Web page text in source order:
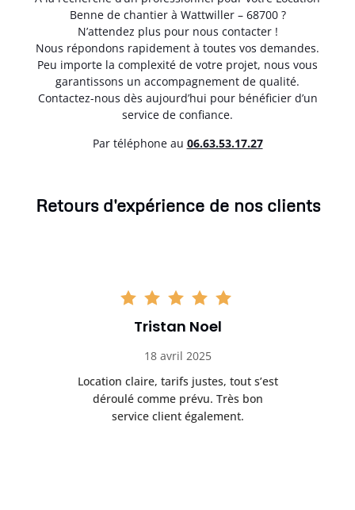
Benne de chantier à Wattwiller – 68700 ?
N’attendez plus pour nous contacter !
Nous répondons rapidement à toutes vos demandes.
Peu importe la complexité de votre projet, nous vous
garantissons un accompagnement de qualité.
Contactez-nous dès aujourd’hui pour bénéficier d’un
service de confiance.
Par téléphone au 06.63.53.17.27
Retours d'expérience de nos clients
Tristan Noel
18 avril 2025
Location claire, tarifs justes, tout s’est
déroulé comme prévu. Très bon
service client également.